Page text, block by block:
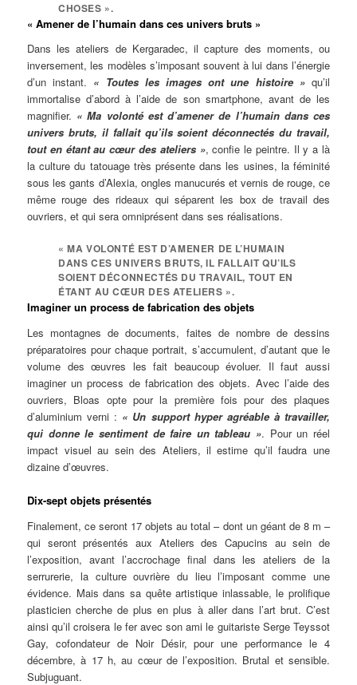
CHOSES ».
« Amener de l’humain dans ces univers bruts »
Dans les ateliers de Kergaradec, il capture des moments, ou
inversement, les modèles s’imposant souvent à lui dans l’énergie
d’un instant. « Toutes les images ont une histoire »qu’il
immortalise d’abord à l’aide de son smartphone, avant de les
magnifier. « Ma volonté est d’amener de l’humain dans ces
univers bruts, il fallait qu’ils soient déconnectés du travail,
tout en étant au cœur des ateliers », confie le peintre. Il y a là
la culture du tatouage très présente dans les usines, la féminité
sous les gants d’Alexia, ongles manucurés et vernis de rouge, ce
même rouge des rideaux qui séparent les box de travail des
ouvriers, et qui sera omniprésent dans ses réalisations.
« MA VOLONTÉ EST D’AMENER DE L’HUMAIN
DANS CES UNIVERS BRUTS, IL FALLAIT QU’ILS
SOIENT DÉCONNECTÉS DU TRAVAIL, TOUT EN
ÉTANT AU CŒUR DES ATELIERS ».
Imaginer un process de fabrication des objets
Les montagnes de documents, faites de nombre de dessins
préparatoires pour chaque portrait, s’accumulent, d’autant que le
volume des œuvres les fait beaucoup évoluer. Il faut aussi
imaginer un process de fabrication des objets. Avec l’aide des
ouvriers, Bloas opte pour la première fois pour des plaques
d’aluminium verni : « Un support hyper agréable à travailler,
qui donne le sentiment de faire un tableau ». Pour un réel
impact visuel au sein des Ateliers, il estime qu’il faudra une
dizaine d’œuvres.
Dix-sept objets présentés
Finalement, ce seront 17 objets au total – dont un géant de 8 m –
qui seront présentés aux Ateliers des Capucins au sein de
l’exposition, avant l’accrochage final dans les ateliers de la
serrurerie, la culture ouvrière du lieu l’imposant comme une
évidence. Mais dans sa quête artistique inlassable, le prolifique
plasticien cherche de plus en plus à aller dans l’art brut. C’est
ainsi qu’il croisera le fer avec son ami le guitariste Serge Teyssot
Gay, cofondateur de Noir Désir, pour une performance le 4
décembre, à 17 h, au cœur de l’exposition. Brutal et sensible.
Subjuguant.